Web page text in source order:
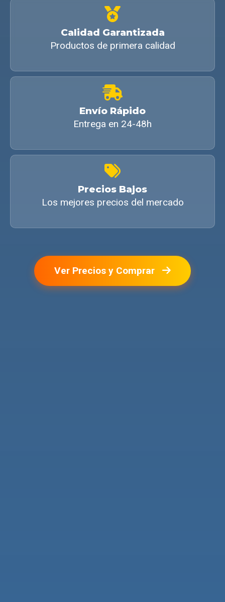
Calidad Garantizada
Productos de primera calidad
Envío Rápido
Entrega en 24-48h
Precios Bajos
Los mejores precios del mercado
Ver Precios y Comprar